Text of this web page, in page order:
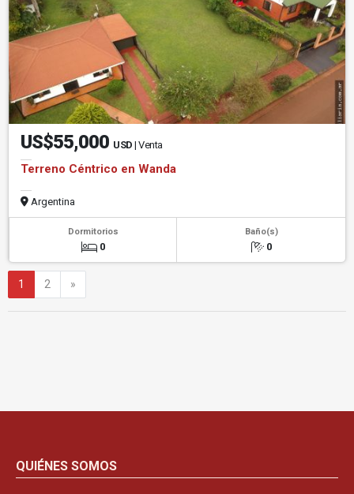
US$55,000 USD | Venta
Terreno Céntrico en Wanda
Argentina
Dormitorios
0
Baño(s)
0
1 2 »
QUIÉNES SOMOS